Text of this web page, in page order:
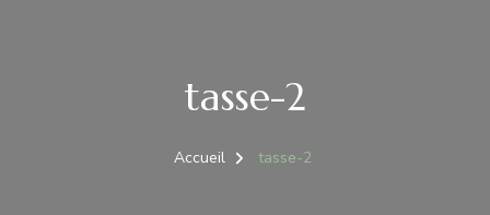
tasse-2
Accueil tasse-2